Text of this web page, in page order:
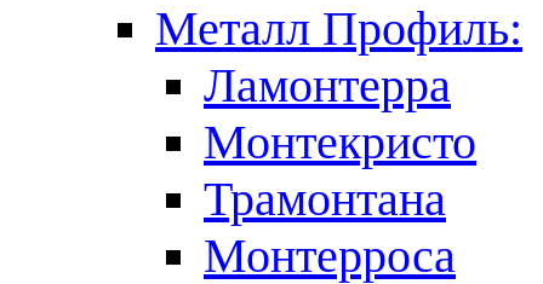
Металл Профиль:
Ламонтерра
Монтекристо
Трамонтана
Монтерроса